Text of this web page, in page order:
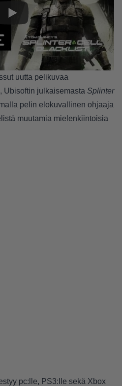
uutta pelikuvaa
Ubisoftin julkaisemasta Splinter
pelin elokuvallinen ohjaaja
muutamia mielenkiintoisia
pc:lle, PS3:lle sekä Xbox